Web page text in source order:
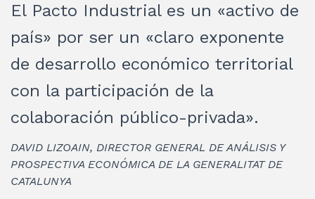
El Pacto Industrial es un «activo de
país» por ser un «claro exponente
de desarrollo económico territorial
con la participación de la
colaboración público-privada».
DAVID LIZOAIN, DIRECTOR GENERAL DE ANÁLISIS Y
PROSPECTIVA ECONÓMICA DE LA GENERALITAT DE
CATALUNYA